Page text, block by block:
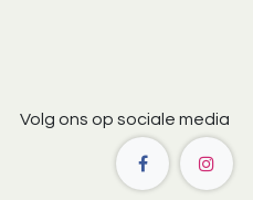
Volg ons op sociale media